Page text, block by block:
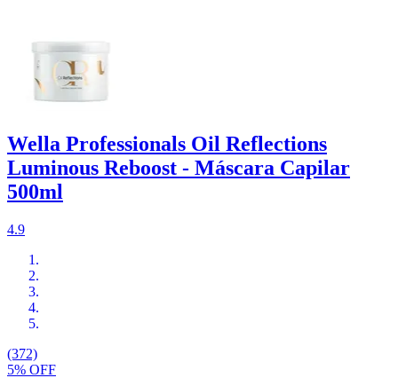
Wella Professionals Oil Reflections
Luminous Reboost - Máscara Capilar
500ml
4.9
(372)
5% OFF